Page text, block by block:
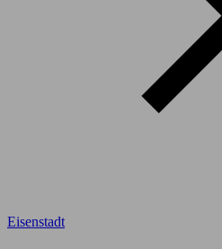
Eisenstadt